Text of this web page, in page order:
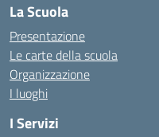
La Scuola
Presentazione
Le carte della scuola
Organizzazione
I luoghi
I Servizi